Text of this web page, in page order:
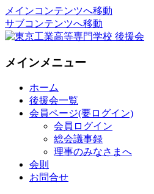
メインコンテンツへ移動
サブコンテンツへ移動
東京工業高等専
College Supporters.
メインメニュー
ホーム
後援会一覧
会員ページ(要ログイン)
会員ログイン
総会議事録
理事のみなさまへ
会則
お問合せ